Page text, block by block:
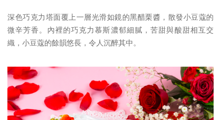
深色巧克力塔面覆上一層光滑如鏡的黑醋栗醬，散發小豆蔻的
微辛芳香。內裡的巧克力慕斯濃郁細膩，苦甜與酸甜相互交
織，小豆蔻的餘韻悠長，令人沉醉其中。